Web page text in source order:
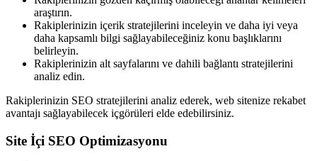
araştırın.
Rakiplerinizin içerik stratejilerini inceleyin ve daha iyi veya
daha kapsamlı bilgi sağlayabileceğiniz konu başlıklarını
belirleyin.
Rakiplerinizin alt sayfalarını ve dahili bağlantı stratejilerini
analiz edin.
Rakiplerinizin SEO stratejilerini analiz ederek, web sitenize rekabet
avantajı sağlayabilecek içgörüleri elde edebilirsiniz.
Site İçi SEO Optimizasyonu